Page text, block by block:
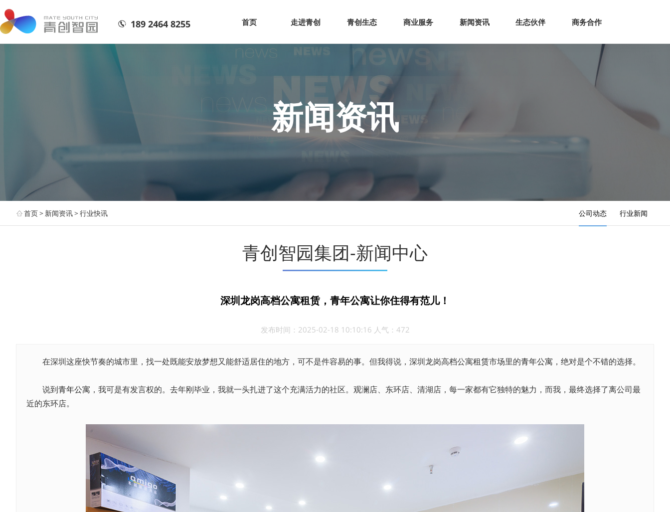
网站首页 走进青创 青创生态 商业服务 新闻资讯 生态伙伴
189 2464 8255 首页 走进青创 青创生态 商业服务 新闻资讯 生态伙伴 商务合作
新闻资讯
首页> 新闻资讯>行业快讯 公司动态 行业新闻
青创智园集团-新闻中心
深圳龙岗高档公寓租赁，青年公寓让你住得有范儿！
发布时间：2025-02-18 10:10:16 人气：472
在深圳这座快节奏的城市里，找一处既能安放梦想又能舒适居住的地方，可不是件容易的事。但我得说，深圳龙岗高档公寓租赁市场里的青年公寓 ，绝对是个不错的选择。
说到青年公寓 ，我可是有发言权的。去年刚毕业，我就一头扎进了这个充满活力的社区。观澜店、东环店、清湖店，每一家都有它独特的魅力，而我，最终选择了离公司最
近的东环店。